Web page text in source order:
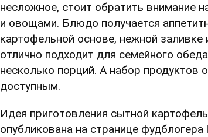
несложное, стоит обратить внимание
и овощами. Блюдо получается
картофельной основе, нежной заливке
отлично подходит для семейного
несколько порций. А набор продуктов
доступным.
Идея приготовления сытной
опубликована на странице фудблогера